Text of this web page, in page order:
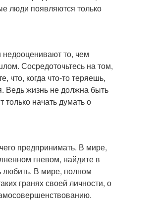
люди появляются только
то, чем
Сосредоточьтесь на том,
что, когда что-то теряешь,
Ведь жизнь не должна быть
начать думать о
предпринимать. В мире,
гневом, найдите в
любить. В мире, полном
гранях своей личности, о